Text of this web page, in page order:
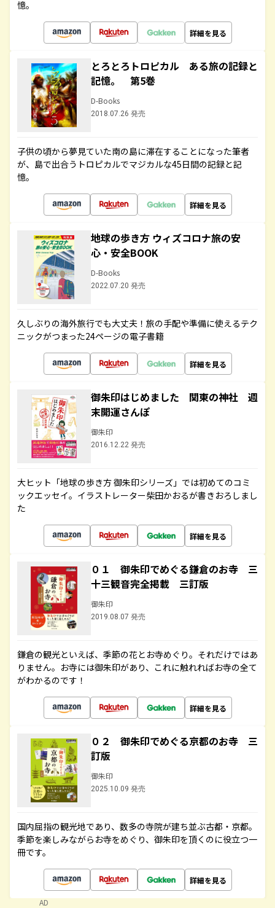
憶。
詳細を見る
とろとろトロピカル ある旅の記録と
記憶。 第5巻
D-Books
2018.07.26 発売
子供の頃から夢見ていた南の島に滞在することになった筆者
が、島で出合うトロピカルでマジカルな45日間の記録と記
憶。
詳細を見る
地球の歩き方 ウィズコロナ旅の安
心・安全BOOK
D-Books
2022.07.20 発売
久しぶりの海外旅行でも大丈夫！旅の手配や準備に使えるテク
ニックがつまった24ページの電子書籍
詳細を見る
御朱印はじめました 関東の神社 週
末開運さんぽ
御朱印
2016.12.22 発売
大ヒット「地球の歩き方 御朱印シリーズ」では初めてのコミ
ックエッセイ。イラストレーター柴田かおるが書きおろしまし
た
詳細を見る
０１ 御朱印でめぐる鎌倉のお寺 三
十三観音完全掲載 三訂版
御朱印
2019.08.07 発売
鎌倉の観光といえば、季節の花とお寺めぐり。それだけではあ
りません。お寺には御朱印があり、これに触れればお寺の全て
がわかるのです！
詳細を見る
０２ 御朱印でめぐる京都のお寺 三
訂版
御朱印
2025.10.09 発売
国内屈指の観光地であり、数多の寺院が建ち並ぶ古都・京都。
季節を楽しみながらお寺をめぐり、御朱印を頂くのに役立つ一
冊です。
詳細を見る
AD